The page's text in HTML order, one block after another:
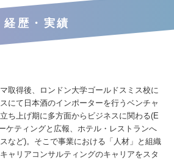
経歴・実績
取得後、ロンドン大学ゴールドスミス校に
にて日本酒のインポーターを行うベンチャ
ち上げ期に多方面からビジネスに関わる(E
ケティングと広報、ホテル・レストランへ
など)。そこで事業における「人材」と組織
ャリアコンサルティングのキャリアをスタ